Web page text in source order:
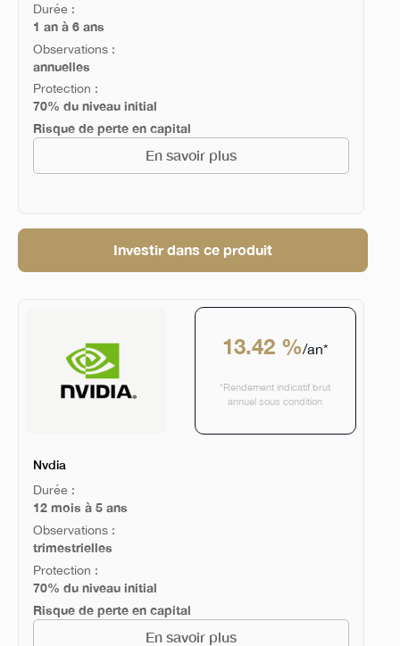
Durée :
1 an à 6 ans
Observations :
annuelles
Protection :
70% du niveau initial
Risque de perte en capital
En savoir plus
Investir dans ce produit
13.42 %/an*
*Rendement indicatif brut
annuel sous condition
Nvdia
Durée :
12 mois à 5 ans
Observations :
trimestrielles
Protection :
70% du niveau initial
Risque de perte en capital
En savoir plus